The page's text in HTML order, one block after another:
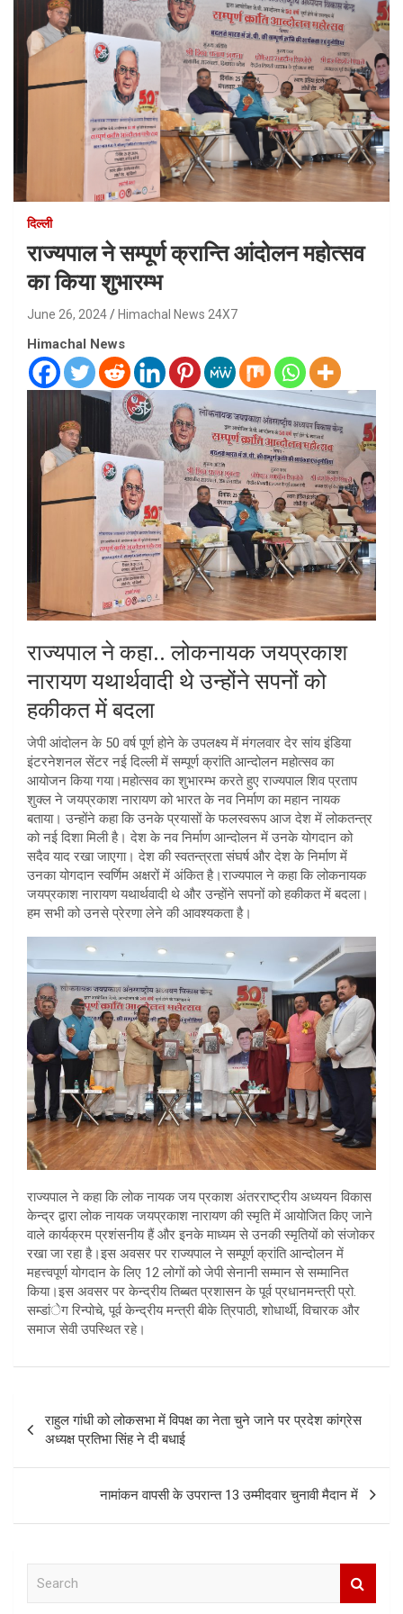
दिल्ली
राज्यपाल ने सम्पूर्ण क्रान्ति आंदोलन महोत्सव
का किया शुभारम्भ
June 26, 2024 Himachal News 24X7
Himachal News
राज्यपाल ने कहा.. लोकनायक जयप्रकाश
नारायण यथार्थवादी थे उन्होंने सपनों को
हकीकत में बदला
जेपी आंदोलन के 50 वर्ष पूर्ण होने के उपलक्ष्य में मंगलवार देर सांय इंडिया
इंटरनेशनल सेंटर नई दिल्ली में सम्पूर्ण क्रांति आन्दोलन महोत्सव का
आयोजन किया गया।महोत्सव का शुभारम्भ करते हुए राज्यपाल शिव प्रताप
शुक्ल ने जयप्रकाश नारायण को भारत के नव निर्माण का महान नायक
बताया। उन्होंने कहा कि उनके प्रयासों के फलस्वरूप आज देश में लोकतन्त्र
को नई दिशा मिली है। देश के नव निर्माण आन्दोलन में उनके योगदान को
सदैव याद रखा जाएगा। देश की स्वतन्त्रता संघर्ष और देश के निर्माण में
उनका योगदान स्वर्णिम अक्षरों में अंकित है।राज्यपाल ने कहा कि लोकनायक
जयप्रकाश नारायण यथार्थवादी थे और उन्होंने सपनों को हकीकत में बदला।
हम सभी को उनसे प्रेरणा लेने की आवश्यकता है।
राज्यपाल ने कहा कि लोक नायक जय प्रकाश अंतरराष्ट्रीय अध्ययन विकास
केन्द्र द्वारा लोक नायक जयप्रकाश नारायण की स्मृति में आयोजित किए जाने
वाले कार्यक्रम प्रशंसनीय हैं और इनके माध्यम से उनकी स्मृतियों को संजोकर
रखा जा रहा है।इस अवसर पर राज्यपाल ने सम्पूर्ण क्रांति आन्दोलन में
महत्त्वपूर्ण योगदान के लिए 12 लोगों को जेपी सेनानी सम्मान से सम्मानित
किया।इस अवसर पर केन्द्रीय तिब्बत प्रशासन के पूर्व प्रधानमन्त्री प्रो.
सम्डांेग रिन्पोचे, पूर्व केन्द्रीय मन्त्री बीके त्रिपाठी, शोधार्थी, विचारक और
समाज सेवी उपस्थित रहे।
navigation
राहुल गांधी को लोकसभा में विपक्ष का नेता चुने जाने पर प्रदेश कांग्रेस
अध्यक्ष प्रतिभा सिंह ने दी बधाई
नामांकन वापसी के उपरान्त 13 उम्मीदवार चुनावी मैदान में